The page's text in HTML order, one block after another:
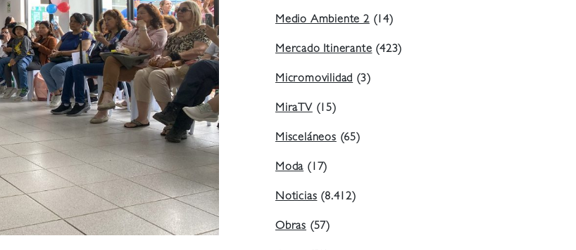
Medio Ambiente 2(14)
Mercado Itinerante(423)
Micromovilidad(3)
MiraTV(15)
Misceláneos(65)
Moda(17)
Noticias(8.412)
Obras (57)